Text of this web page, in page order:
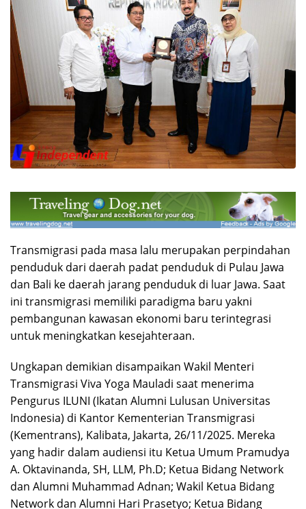
Transmigrasi pada masa lalu merupakan perpindahan
penduduk dari daerah padat penduduk di Pulau Jawa
dan Bali ke daerah jarang penduduk di luar Jawa. Saat
ini transmigrasi memiliki paradigma baru yakni
pembangunan kawasan ekonomi baru terintegrasi
untuk meningkatkan kesejahteraan.
Ungkapan demikian disampaikan Wakil Menteri
Transmigrasi Viva Yoga Mauladi saat menerima
Pengurus ILUNI (Ikatan Alumni Lulusan Universitas
Indonesia) di Kantor Kementerian Transmigrasi
(Kementrans), Kalibata, Jakarta, 26/11/2025. Mereka
yang hadir dalam audiensi itu Ketua Umum Pramudya
A. Oktavinanda, SH, LLM, Ph.D; Ketua Bidang Network
dan Alumni Muhammad Adnan; Wakil Ketua Bidang
Network dan Alumni Hari Prasetyo; Ketua Bidang